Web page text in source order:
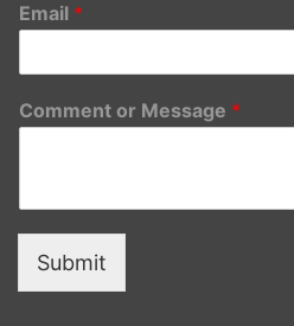
Email *
Comment or Message *
Submit